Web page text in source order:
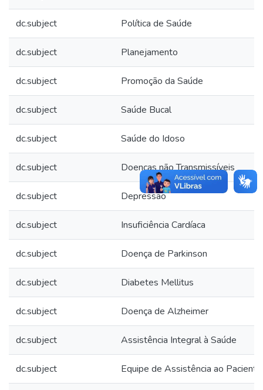
dc.subject Política de Saúde
dc.subject Planejamento
dc.subject Promoção da Saúde
dc.subject Saúde Bucal
dc.subject Saúde do Idoso
dc.subject Doenças não Transmissíveis
dc.subject Depressão
dc.subject Insuficiência Cardíaca
dc.subject Doença de Parkinson
dc.subject Diabetes Mellitus
dc.subject Doença de Alzheimer
dc.subject Assistência Integral à Saúde
dc.subject Equipe de Assistência ao Paciente